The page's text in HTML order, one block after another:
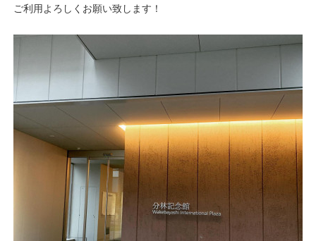
ご利用よろしくお願い致します！